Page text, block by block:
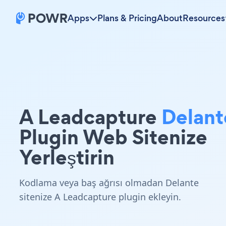
Apps Plans & PricingAboutResources
A Leadcapture
Plugin Web Sitenize
Yerleştirin
Kodlama veya baş ağrısı olmadan Delante
sitenize A Leadcapture plugin ekleyin.